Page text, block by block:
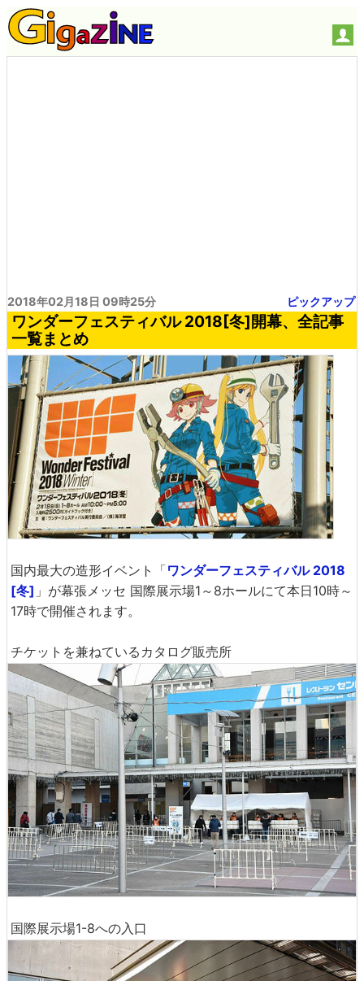
2018年02月18日 09時25分 ピックアップ
ワンダーフェスティバル 2018[冬]開幕、全記事
一覧まとめ
国内最大の造形イベント「ワンダーフェスティバル 2018
[冬] 」が幕張メッセ 国際展示場1～8ホールにて本日10時～
17時で開催されます。
チケットを兼ねているカタログ販売所
国際展示場1-8への入口